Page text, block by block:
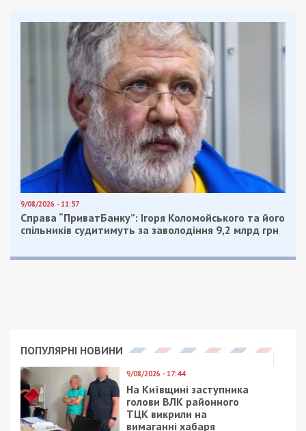
В Днепре в ДТП на Донецком шоссе
пострадали женщина и мужчина
В Днепре на Слобожанском произошло
ДТП с двумя пострадавшими: видео
Facebook
Telegram
Twitter
WhatsApp
ViberEmail
залишатися незалежними ЗМІ, а вам -
отримувати найсвіжіші новини під ними.
Приєднуйтесь також до 49000 в Google News. Слідкуйте
за останніми новинами!